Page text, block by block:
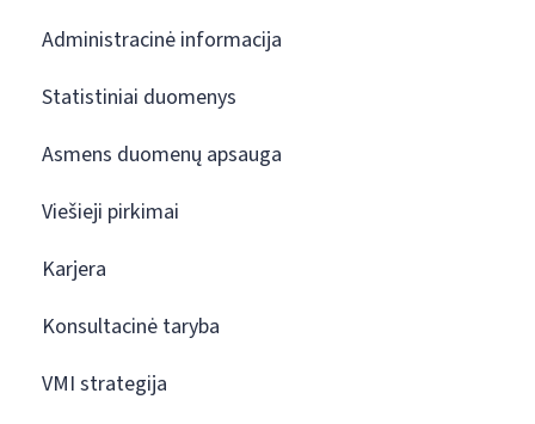
Administracinė informacija
Statistiniai duomenys
Asmens duomenų apsauga
Viešieji pirkimai
Karjera
Konsultacinė taryba
VMI strategija